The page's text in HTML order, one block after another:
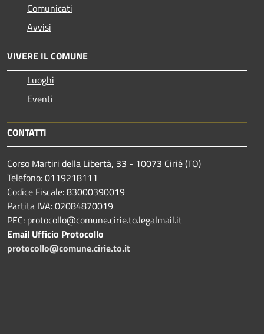
Comunicati
Avvisi
VIVERE IL COMUNE
Luoghi
Eventi
CONTATTI
Corso Martiri della Libertà, 33 - 10073 Cirié (TO)
Telefono: 0119218111
Codice Fiscale: 83000390019
Partita IVA: 02084870019
PEC: protocollo@comune.cirie.to.legalmail.it
Email Ufficio Protocollo
protocollo@comune.cirie.to.it